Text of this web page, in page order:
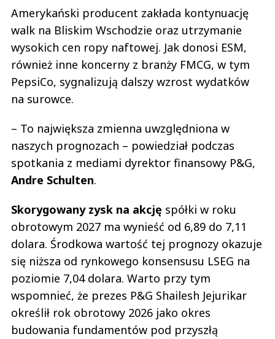
Amerykański producent zakłada kontynuację
walk na Bliskim Wschodzie oraz utrzymanie
wysokich cen ropy naftowej. Jak donosi ESM,
również inne koncerny z branży FMCG, w tym
PepsiCo, sygnalizują dalszy wzrost wydatków
na surowce.
– To największa zmienna uwzględniona w
naszych prognozach – powiedział podczas
spotkania z mediami dyrektor finansowy P&G,
Andre Schulten.
Skorygowany zysk na akcję spółki w roku
obrotowym 2027 ma wynieść od 6,89 do 7,11
dolara. Środkowa wartość tej prognozy okazuje
się niższa od rynkowego konsensusu LSEG na
poziomie 7,04 dolara. Warto przy tym
wspomnieć, że prezes P&G Shailesh Jejurikar
określił rok obrotowy 2026 jako okres
budowania fundamentów pod przyszłą